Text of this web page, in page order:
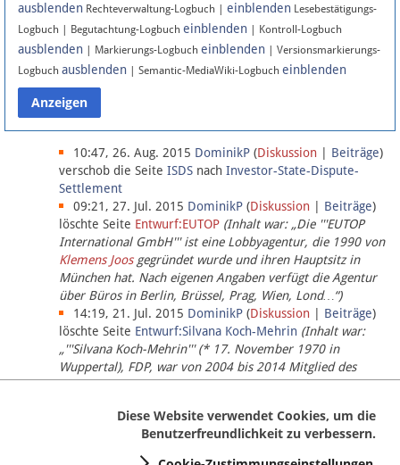
Anmelden
Datenschutz
Über Lobbypedia
Impressum
ausblenden Rechteverwaltung-Logbuch | einblenden Lesebestätigungs-
Logbuch | Begutachtung-Logbuch einblenden | Kontroll-Logbuch
ausblenden | Markierungs-Logbuch einblenden | Versionsmarkierungs-
Logbuch ausblenden | Semantic-MediaWiki-Logbuch einblenden
10:47, 26. Aug. 2015 DominikP (Diskussion Beiträge)
verschob die Seite ISDS nach Investor-State-Dispute-
Settlement
09:21, 27. Jul. 2015 DominikP (Diskussion Beiträge)
löschte Seite Entwurf:EUTOP (Inhalt war: „Die '''EUTOP
International GmbH''' ist eine Lobbyagentur, die 1990 von
Klemens Joosgegründet wurde und ihren Hauptsitz in
München hat. Nach eigenen Angaben verfügt die Agentur
über Büros in Berlin, Brüssel, Prag, Wien, Lond…“)
14:19, 21. Jul. 2015 DominikP (Diskussion Beiträge)
löschte Seite Entwurf:Silvana Koch-Mehrin (Inhalt war:
„'''Silvana Koch-Mehrin''' (* 17. November 1970 in
Wuppertal), FDP, war von 2004 bis 2014 Mitglied des
Europäischen Parlaments, seit November 2014 ist sie für
Diese Website verwendet Cookies, um die
Benutzerfreundlichkeit zu verbessern.